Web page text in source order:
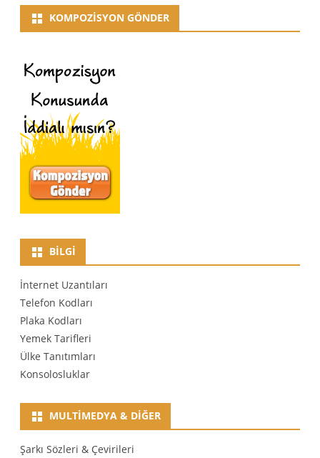
KOMPOZISYON GÖNDER
BILGI
İnternet Uzantıları
Telefon Kodları
Plaka Kodları
Yemek Tarifleri
Ülke Tanıtımları
Konsolosluklar
MULTIMEDYA & DIĞER
Şarkı Sözleri & Çevirileri